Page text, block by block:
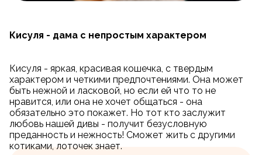
Кисуля - дама с непростым характером
Кисуля - яркая, красивая кошечка, с твердым
характером и четкими предпочтениями. Она может
быть нежной и ласковой, но если ей что то не
нравится, или она не хочет общаться - она
обязательно это покажет. Но тот кто заслужит
любовь нашей дивы - получит безусловную
преданность и нежность! Сможет жить с другими
котиками, лоточек знает.